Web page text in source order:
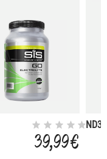
39,99 €
ND3